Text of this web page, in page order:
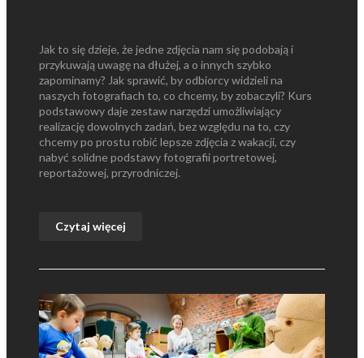
Jak to się dzieje, że jedne zdjęcia nam się podobają i
przykuwają uwagę na dłużej, a o innych szybko
zapominamy? Jak sprawić, by odbiorcy widzieli na
naszych fotografiach to, co chcemy, by zobaczyli? Kurs
podstawowy daje zestaw narzędzi umożliwiający
realizację dowolnych zadań, bez względu na to, czy
chcemy po prostu robić lepsze zdjęcia z wakacji, czy
nabyć solidne podstawy fotografii portretowej,
reportażowej, przyrodniczej.
Czytaj więcej